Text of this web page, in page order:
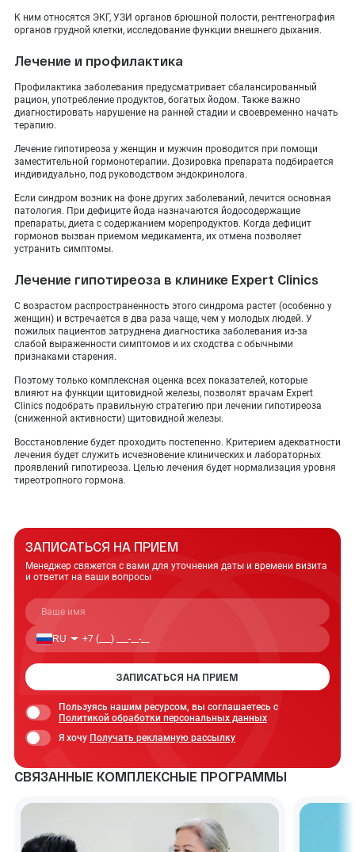
К ним относятся ЭКГ, УЗИ органов брюшной полости, рентгенография
органов грудной клетки, исследование функции внешнего дыхания.
Лечение и профилактика
Профилактика заболевания предусматривает сбалансированный
рацион, употребление продуктов, богатых йодом. Также важно
диагностировать нарушение на ранней стадии и своевременно начать
терапию.
Лечение гипотиреоза у женщин и мужчин проводится при помощи
заместительной гормонотерапии. Дозировка препарата подбирается
индивидуально, под руководством эндокринолога.
Если синдром возник на фоне других заболеваний, лечится основная
патология. При дефиците йода назначаются йодосодержащие
препараты, диета с содержанием морепродуктов. Когда дефицит
гормонов вызван приемом медикамента, их отмена позволяет
устранить симптомы.
Лечение гипотиреоза в клинике Expert Clinics
С возрастом распространенность этого синдрома растет (особенно у
женщин) и встречается в два раза чаще, чем у молодых людей. У
пожилых пациентов затруднена диагностика заболевания из-за
слабой выраженности симптомов и их сходства с обычными
признаками старения.
Поэтому только комплексная оценка всех показателей, которые
влияют на функции щитовидной железы, позволят врачам Expert
Clinics подобрать правильную стратегию при лечении гипотиреоза
(сниженной активности) щитовидной железы.
Восстановление будет проходить постепенно. Критерием адекватности
лечения будет служить исчезновение клинических и лабораторных
проявлений гипотиреоза. Целью лечения будет нормализация уровня
тиреотропного гормона.
ЗАПИСАТЬСЯ НА ПРИЕМ
Менеджер свяжется с вами для уточнения даты и времени визита
и ответит на ваши вопросы
RU
ЗАПИСАТЬСЯ НА ПРИЕМ
Пользуясь нашим ресурсом, вы соглашаетесь с
Политикой обработки персональных данных
Я хочу Получать рекламную рассылку
СВЯЗАННЫЕ КОМПЛЕКСНЫЕ ПРОГРАММЫ